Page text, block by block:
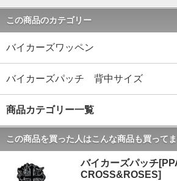
この商品のカテゴリー
バイカーズワッペン
バイカーズパッチ 背中サイズ
商品カテゴリー一覧
この商品を買った人はこんな商品も買って
バイカーズパッチ
CROSS&ROSES]